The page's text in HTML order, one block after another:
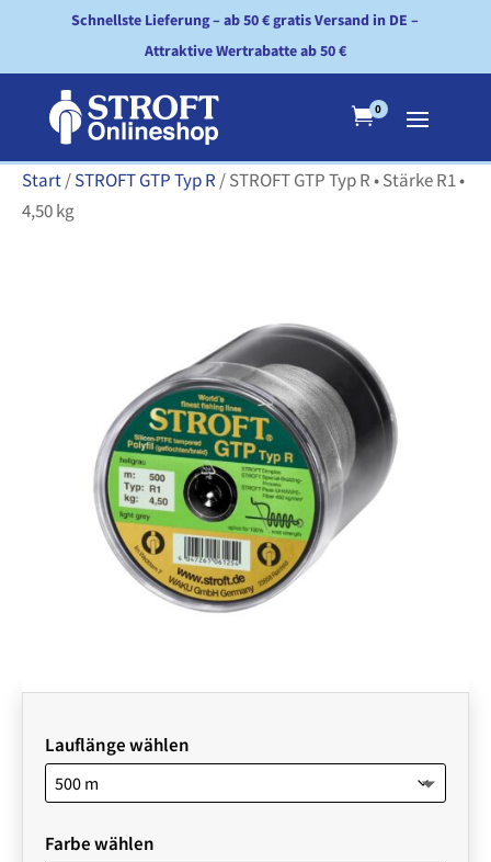
Schnellste Lieferung – ab 50 € gratis Versand in DE –
Attraktive Wertrabatte ab 50 €
0
Start/STROFT GTP Typ R / STROFT GTP Typ R • Stärke R1 •
4,50 kg
Lauflänge wählen
Farbe wählen